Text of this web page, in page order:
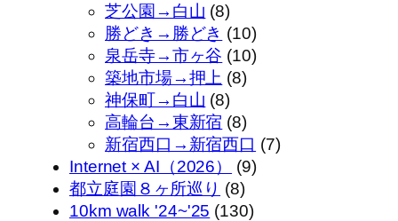
芝公園→白山 (8)
勝どき→勝どき (10)
泉岳寺→市ヶ谷 (10)
築地市場→押上 (8)
神保町→白山 (8)
高輪台→東新宿 (8)
新宿西口→新宿西口 (7)
Internet × AI（2026）
(9)
都立庭園８ヶ所巡り (8)
10km walk '24~'25 (130)